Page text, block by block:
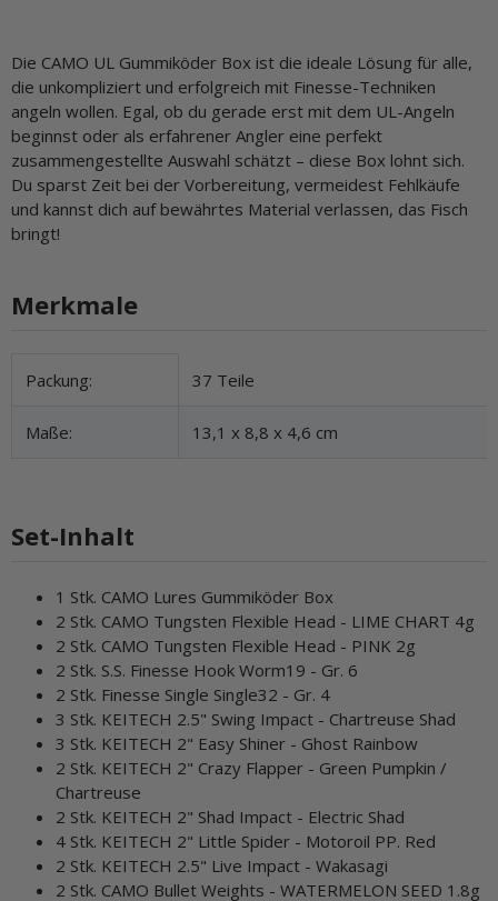
Die CAMO UL Gummiköder Box ist die ideale Lösung für alle,
die unkompliziert und erfolgreich mit Finesse-Techniken
angeln wollen. Egal, ob du gerade erst mit dem UL-Angeln
beginnst oder als erfahrener Angler eine perfekt
zusammengestellte Auswahl schätzt – diese Box lohnt sich.
Du sparst Zeit bei der Vorbereitung, vermeidest Fehlkäufe
und kannst dich auf bewährtes Material verlassen, das Fisch
bringt!
Merkmale
Produkteigenschaft
Wert
Packung: 37 Teile
Maße: 13,1 x 8,8 x 4,6 cm
Set-Inhalt
1 Stk. CAMO Lures Gummiköder Box
2 Stk. CAMO Tungsten Flexible Head - LIME CHART 4g
2 Stk. CAMO Tungsten Flexible Head - PINK 2g
2 Stk. S.S. Finesse Hook Worm19 - Gr. 6
2 Stk. Finesse Single Single32 - Gr. 4
3 Stk. KEITECH 2.5" Swing Impact - Chartreuse Shad
3 Stk. KEITECH 2" Easy Shiner - Ghost Rainbow
2 Stk. KEITECH 2" Crazy Flapper - Green Pumpkin /
Chartreuse
2 Stk. KEITECH 2" Shad Impact - Electric Shad
4 Stk. KEITECH 2" Little Spider - Motoroil PP. Red
2 Stk. KEITECH 2.5" Live Impact - Wakasagi
2 Stk. CAMO Bullet Weights - WATERMELON SEED 1.8g